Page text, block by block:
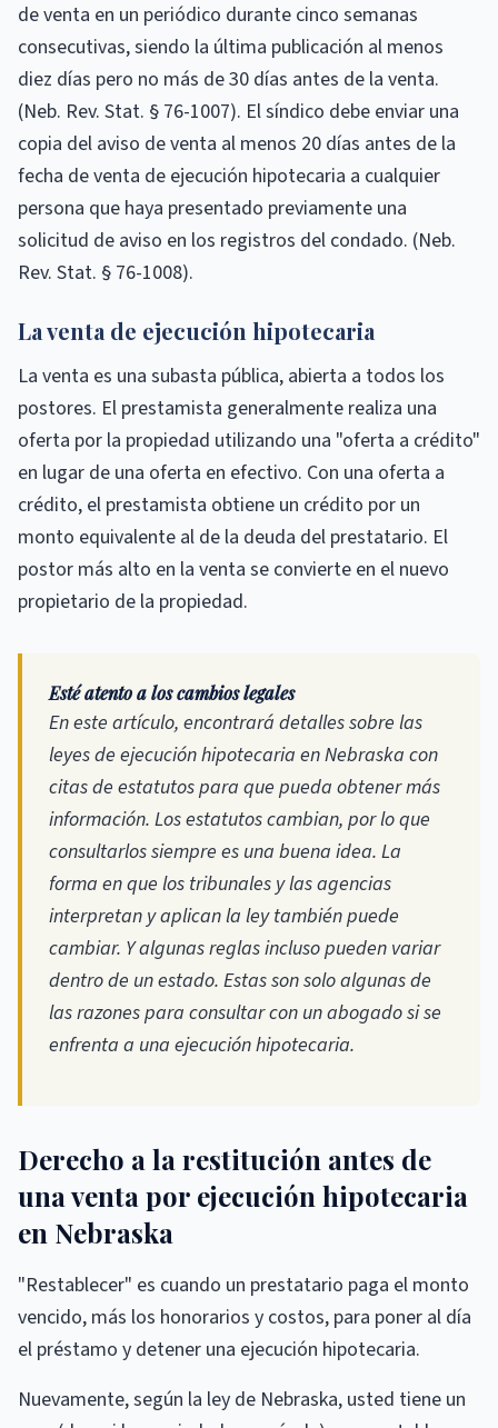
de venta en un periódico durante cinco semanas
consecutivas, siendo la última publicación al menos
diez días pero no más de 30 días antes de la venta.
(Neb. Rev. Stat. § 76-1007). El síndico debe enviar una
copia del aviso de venta al menos 20 días antes de la
fecha de venta de ejecución hipotecaria a cualquier
persona que haya presentado previamente una
solicitud de aviso en los registros del condado. (Neb.
Rev. Stat. § 76-1008).
La venta de ejecución hipotecaria
La venta es una subasta pública, abierta a todos los
postores. El prestamista generalmente realiza una
oferta por la propiedad utilizando una "oferta a crédito"
en lugar de una oferta en efectivo. Con una oferta a
crédito, el prestamista obtiene un crédito por un
monto equivalente al de la deuda del prestatario. El
postor más alto en la venta se convierte en el nuevo
propietario de la propiedad.
Esté atento a los cambios legales
En este artículo, encontrará detalles sobre las
leyes de ejecución hipotecaria en Nebraska con
citas de estatutos para que pueda obtener más
información. Los estatutos cambian, por lo que
consultarlos siempre es una buena idea. La
forma en que los tribunales y las agencias
interpretan y aplican la ley también puede
cambiar. Y algunas reglas incluso pueden variar
dentro de un estado. Estas son solo algunas de
las razones para consultar con un abogado si se
enfrenta a una ejecución hipotecaria.
Derecho a la restitución antes de
una venta por ejecución hipotecaria
en Nebraska
"Restablecer" es cuando un prestatario paga el monto
vencido, más los honorarios y costos, para poner al día
el préstamo y detener una ejecución hipotecaria.
Nuevamente, según la ley de Nebraska, usted tiene un